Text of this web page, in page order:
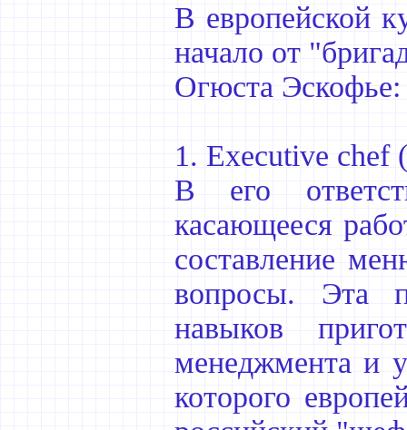
В европейской
начало от
Огюста Эскофье:
1. Executive chef
В его
касающееся
составление
вопросы. Эта
навыков
менеджмента и
которого